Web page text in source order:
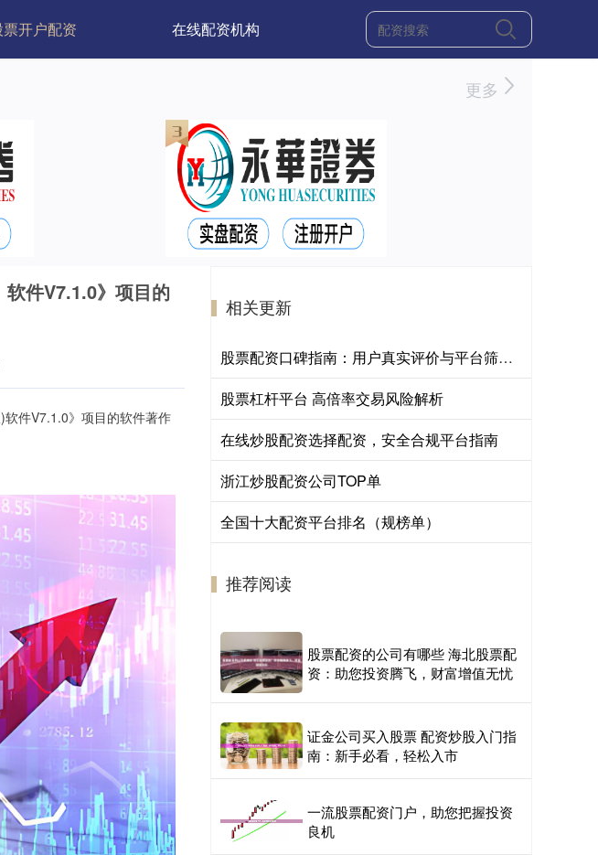
票开户配资 在线配资机构
更多
件V7.1.0》项目的
件V7.1.0》项目的软件著作
相关更新
股票配资口碑指南：用户真实评价与平台筛选技巧
股票杠杆平台 高倍率交易风险解析
在线炒股配资选择配资，安全合规平台指南
浙江炒股配资公司TOP单
全国十大配资平台排名（规榜单）
推荐阅读
股票配资的公司有哪些 海北股票配
资：助您投资腾飞，财富增值无忧
证金公司买入股票 配资炒股入门指
南：新手必看，轻松入市
一流股票配资门户，助您把握投资
良机